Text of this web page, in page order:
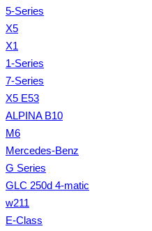
5-Series
X5
X1
1-Series
7-Series
X5 E53
ALPINA B10
M6
Mercedes-Benz
G Series
GLC 250d 4-matic
w211
E-Class